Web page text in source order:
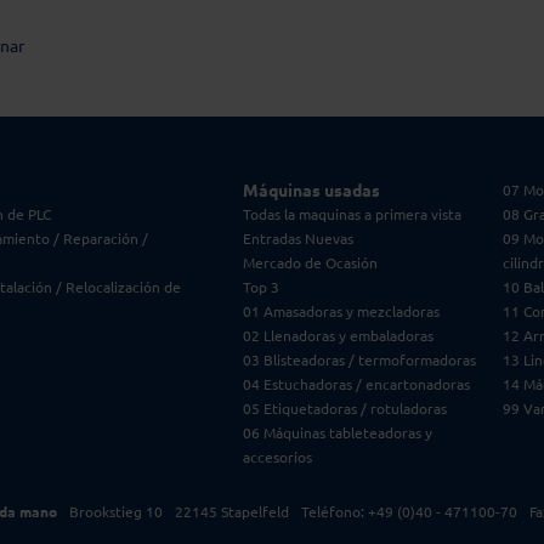
PLC
/ Reparación /
/ Relocalización de
Máquinas usadas
Todas la maquinas a primera vista
Entradas Nuevas
Mercado de Ocasión
Top 3
01 Amasadoras y mezcladoras
02 Llenadoras y embaladoras
03 Blisteadoras / termoformadoras
04 Estuchadoras / encartonadoras
05 Etiquetadoras / rotuladoras
06 Máquinas tableteadoras y
accesorios
07
08
09
10
11
12
13
14
99
mano Brookstieg 10 22145 Stapelfeld Teléfono: +49 (0)40 - 471100-70